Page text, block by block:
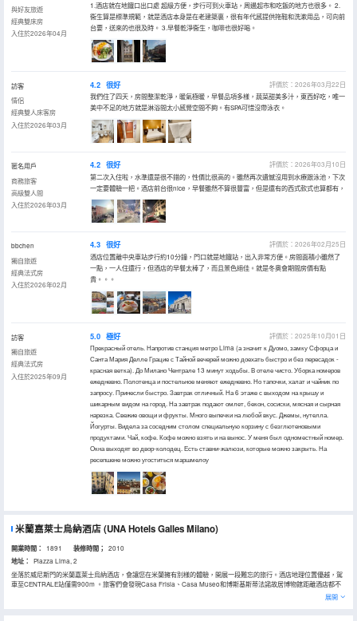
與好友旅遊
經典雙床房
入住於2026年04月
1.酒店就在地鐵口出口處 超級方便，步行可到火車站，周邊超市和吃飯的地方也很多。 2.
衞生算是標準規範，就是酒店本身是在老建築裏，很有年代感提供拖鞋和洗漱用品，可向前
台要，送來的也很及時。 3.早餐乾淨衞生，咖啡也很好喝。
訪客
情侶
經典雙人床客房
入住於2026年03月
4.2 很好
評價於：2026年03月22日
我們住了四天，房間整潔乾淨，暖氣極暖，早餐品項多樣，蔬菜甜美多汁，東西好吃，唯一
美中不足的地方就是淋浴間太小感覺空間不夠。有SPA可惜沒帶泳衣。
匿名用戶
商務旅客
高級雙人間
入住於2026年03月
4.2 很好
評價於：2026年03月10日
第二次入住啦，水準還是很不錯的，性價比很高的。雖然再次遺憾沒用到水療跟泳池，下次
一定要體驗一把。酒店前台很nice，早餐雖然不算很豐富，但是還有的西式款式也算都有，
bbchen
獨自旅遊
經典法式房
入住於2026年02月
4.3 很好
評價於：2026年02月25日
酒店位置離中央車站步行約10分鐘，門口就是地鐵站，出入非常方便。房間面積小雖然了
一點，一人住還行，但酒店的早餐太棒了，而且景色絕佳。就是冬奧會期間房價有點
貴。。。
訪客
獨自旅遊
經典法式房
入住於2025年09月
5.0 極好
評價於：2025年10月01日
Прекрасный отель. Напротив станция метро Lima (а значит к Дуомо, замку Сфорца и
Санта Мария Делле Грацие с Тайной вечерей можно доехать быстро и без пересадок -
красная ветка). До Милано Чентрале 13 минут ходьбы. В отеле чисто. Уборка номеров
ежедневно. Полотенца и постельное меняют ежедневно. Но тапочки, халат и чайник по
запросу. Принесли быстро. Завтрак отличный. На 6 этаже с выходом на крышу и
шикарным видом на город. На завтрак подают омлет, бекон, сосиски, мясная и сырная
нарезка. Свежие овощи и фрукты. Много выпечки на любой вкус. Джемы, нутелла.
Йогурты. Видела за соседним столом специальную корзину с безглютеновыми
продуктами. Чай, кофе. Кофе можно взять и на вынос. У меня был одноместный номер.
Окна выходят во двор-колодец. Есть ставни-жалюзи, которые можно закрыть. На
ресепшене можно угоститься маршмелоу
米蘭嘉萊士烏納酒店(UNA Hotels Galles Milano)
開業時間： 1891 装修時間； 2010
地址：
Piazza Lima, 2
坐落於威尼斯門的米蘭嘉萊士烏納酒店，會讓您在米蘭擁有別樣的體驗，開展一段難忘的旅行。酒店地理位置優越，駕
車至CENTRALE站僅需900m 。旅客們會發現Casa Frisia、Casa Museo和博斯基斯蒂法諾故居博物館距離酒店都不
客房內的所有設施都是經過精心的考慮和安排，包括房內保險箱、空調和液晶電視機，滿足您入住需求的同時又能增添
展開